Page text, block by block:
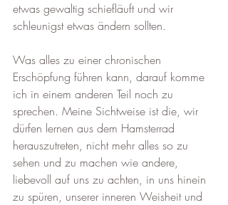
etwas gewaltig schiefläuft und wir
schleunigst etwas ändern sollten.
Was alles zu einer chronischen
Erschöpfung führen kann, darauf komme
ich in einem anderen Teil noch zu
sprechen. Meine Sichtweise ist die, wir
dürfen lernen aus dem Hamsterrad
herauszutreten, nicht mehr alles so zu
sehen und zu machen wie andere,
liebevoll auf uns zu achten, in uns hinein
zu spüren, unserer inneren Weisheit und